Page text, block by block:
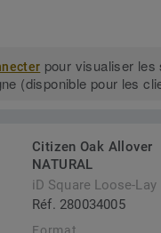
pour visualiser les
(disponible pour les
Citizen Oak Allover
NATURAL
iD Square Loose-Lay
Réf. 280034005